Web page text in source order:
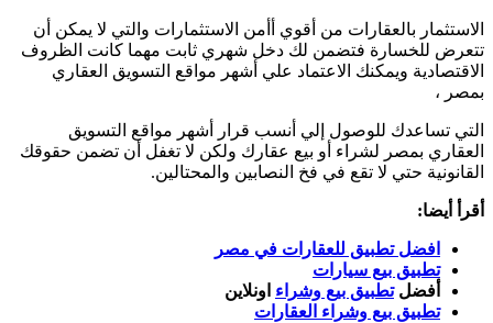
الاستثمار بالعقارات من أقوي أأمن الاستثمارات والتي لا يمكن أن
تتعرض للخسارة فتضمن لك دخل شهري ثابت مهما كانت الظروف
الاقتصادية ويمكنك الاعتماد علي أشهر مواقع التسويق العقاري
بمصر ،
التي تساعدك للوصول إلي أنسب قرار أشهر مواقع التسويق
العقاري بمصر لشراء أو بيع عقارك ولكن لا تغفل أن تضمن حقوقك
القانونية حتي لا تقع في فخ النصابين والمحتالين.
أقرأ أيضا:
افضل تطبيق للعقارات في مصر
تطبيق بيع سيارات
أفضلتطبيق بيع وشراء اونلاين
تطبيق بيع وشراء العقارات